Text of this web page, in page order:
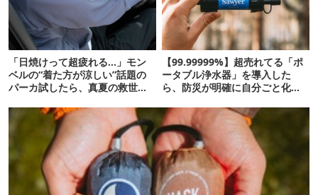
「日焼けって超疲れる…」モン
ベルの“着た方が涼しい”話題の
パーカ試したら、真夏の救世主
【99.99999%】超売れてる「ポ
ータブル浄水器」を導入した
ら、防災が明確に自分ごと化し